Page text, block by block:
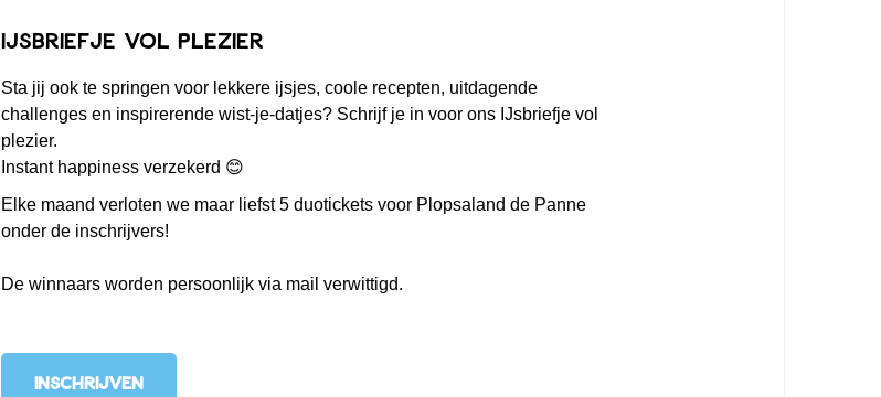
IJsbriefje vol plezier
Sta jij ook te springen voor lekkere ijsjes, coole recepten, uitdagende
challenges en inspirerende wist-je-datjes? Schrijf je in voor ons IJsbriefje vol
plezier.
Instant happiness verzekerd 😊
Elke maand verloten we maar liefst 5 duotickets voor Plopsaland de Panne
onder de inschrijvers!
De winnaars worden persoonlijk via mail verwittigd.
INSCHRIJVEN